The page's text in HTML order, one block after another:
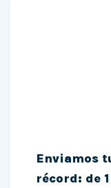
Enviamos
récord: de